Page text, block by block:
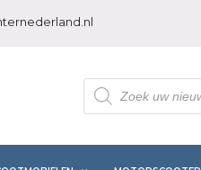
Producten
zoeken